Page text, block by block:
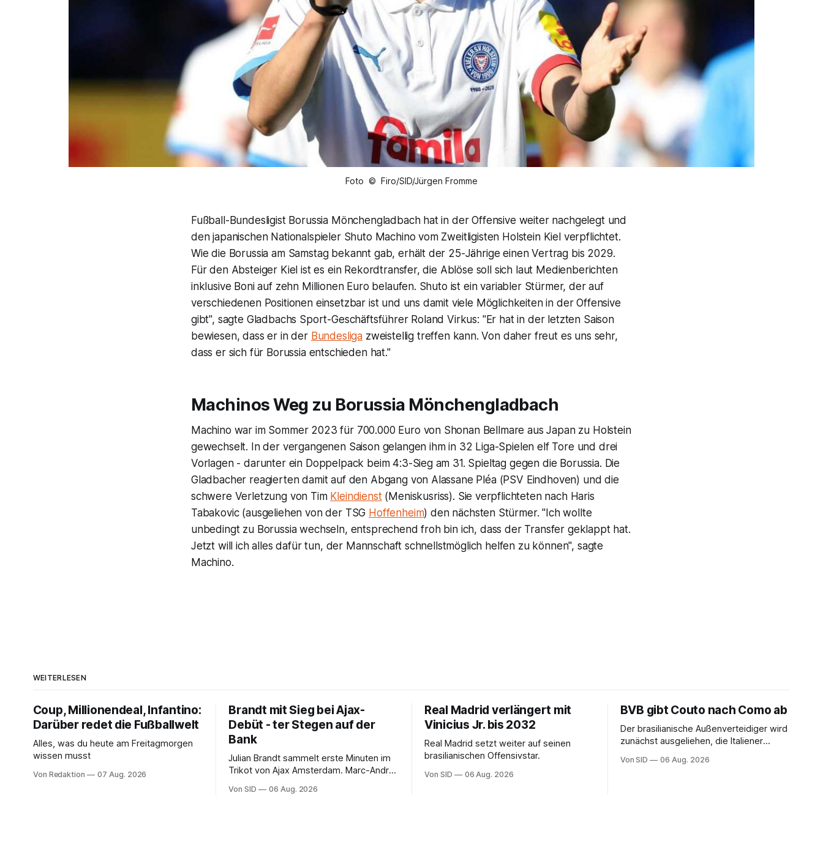
Foto © Firo/SID/Jürgen Fromme
Fußball-Bundesligist Borussia Mönchengladbach hat in der Offensive weiter nachgelegt und
den japanischen Nationalspieler Shuto Machino vom Zweitligisten Holstein Kiel verpflichtet.
Wie die Borussia am Samstag bekannt gab, erhält der 25-Jährige einen Vertrag bis 2029.
Für den Absteiger Kiel ist es ein Rekordtransfer, die Ablöse soll sich laut Medienberichten
inklusive Boni auf zehn Millionen Euro belaufen. Shuto ist ein variabler Stürmer, der auf
verschiedenen Positionen einsetzbar ist und uns damit viele Möglichkeiten in der Offensive
gibt", sagte Gladbachs Sport-Geschäftsführer Roland Virkus: "Er hat in der letzten Saison
bewiesen, dass er in der Bundesliga zweistellig treffen kann. Von daher freut es uns sehr,
dass er sich für Borussia entschieden hat."
Machinos Weg zu Borussia Mönchengladbach
Machino war im Sommer 2023 für 700.000 Euro von Shonan Bellmare aus Japan zu Holstein
gewechselt. In der vergangenen Saison gelangen ihm in 32 Liga-Spielen elf Tore und drei
Vorlagen - darunter ein Doppelpack beim 4:3-Sieg am 31. Spieltag gegen die Borussia. Die
Gladbacher reagierten damit auf den Abgang von Alassane Pléa (PSV Eindhoven) und die
schwere Verletzung von Tim Kleindienst(Meniskusriss). Sie verpflichteten nach Haris
Tabakovic (ausgeliehen von der TSG Hoffenheim) den nächsten Stürmer. "Ich wollte
unbedingt zu Borussia wechseln, entsprechend froh bin ich, dass der Transfer geklappt hat.
Jetzt will ich alles dafür tun, der Mannschaft schnellstmöglich helfen zu können", sagte
Machino.
WEITERLESEN
Coup, Millionendeal, Infantino:
Darüber redet die Fußballwelt
Alles, was du heute am Freitagmorgen
wissen musst
Von Redaktion 07 Aug. 2026
Brandt mit Sieg bei Ajax-
Debüt - ter Stegen auf der
Bank
Julian Brandt sammelt erste Minuten im
Trikot von Ajax Amsterdam. Marc-André
Von SID 06 Aug. 2026
Real Madrid verlängert mit
Vinicius Jr. bis 2032
Real Madrid setzt weiter auf seinen
brasilianischen Offensivstar.
Von SID 06 Aug. 2026
BVB gibt Couto nach Como ab
Der brasilianische Außenverteidiger wird
zunächst ausgeliehen, die Italiener
Von SID 06 Aug. 2026